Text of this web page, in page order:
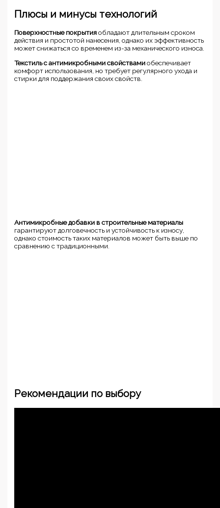
Плюсы и минусы технологий
Поверхностные покрытияобладают длительным сроком
действия и простотой нанесения, однако их эффективность
может снижаться со временем из-за механического износа.
Текстиль с антимикробными свойствамиобеспечивает
комфорт использования, но требует регулярного ухода и
стирки для поддержания своих свойств.
Антимикробные добавки в строительные материалы
гарантируют долговечность и устойчивость к износу,
однако стоимость таких материалов может быть выше по
сравнению с традиционными.
Рекомендации по выбору